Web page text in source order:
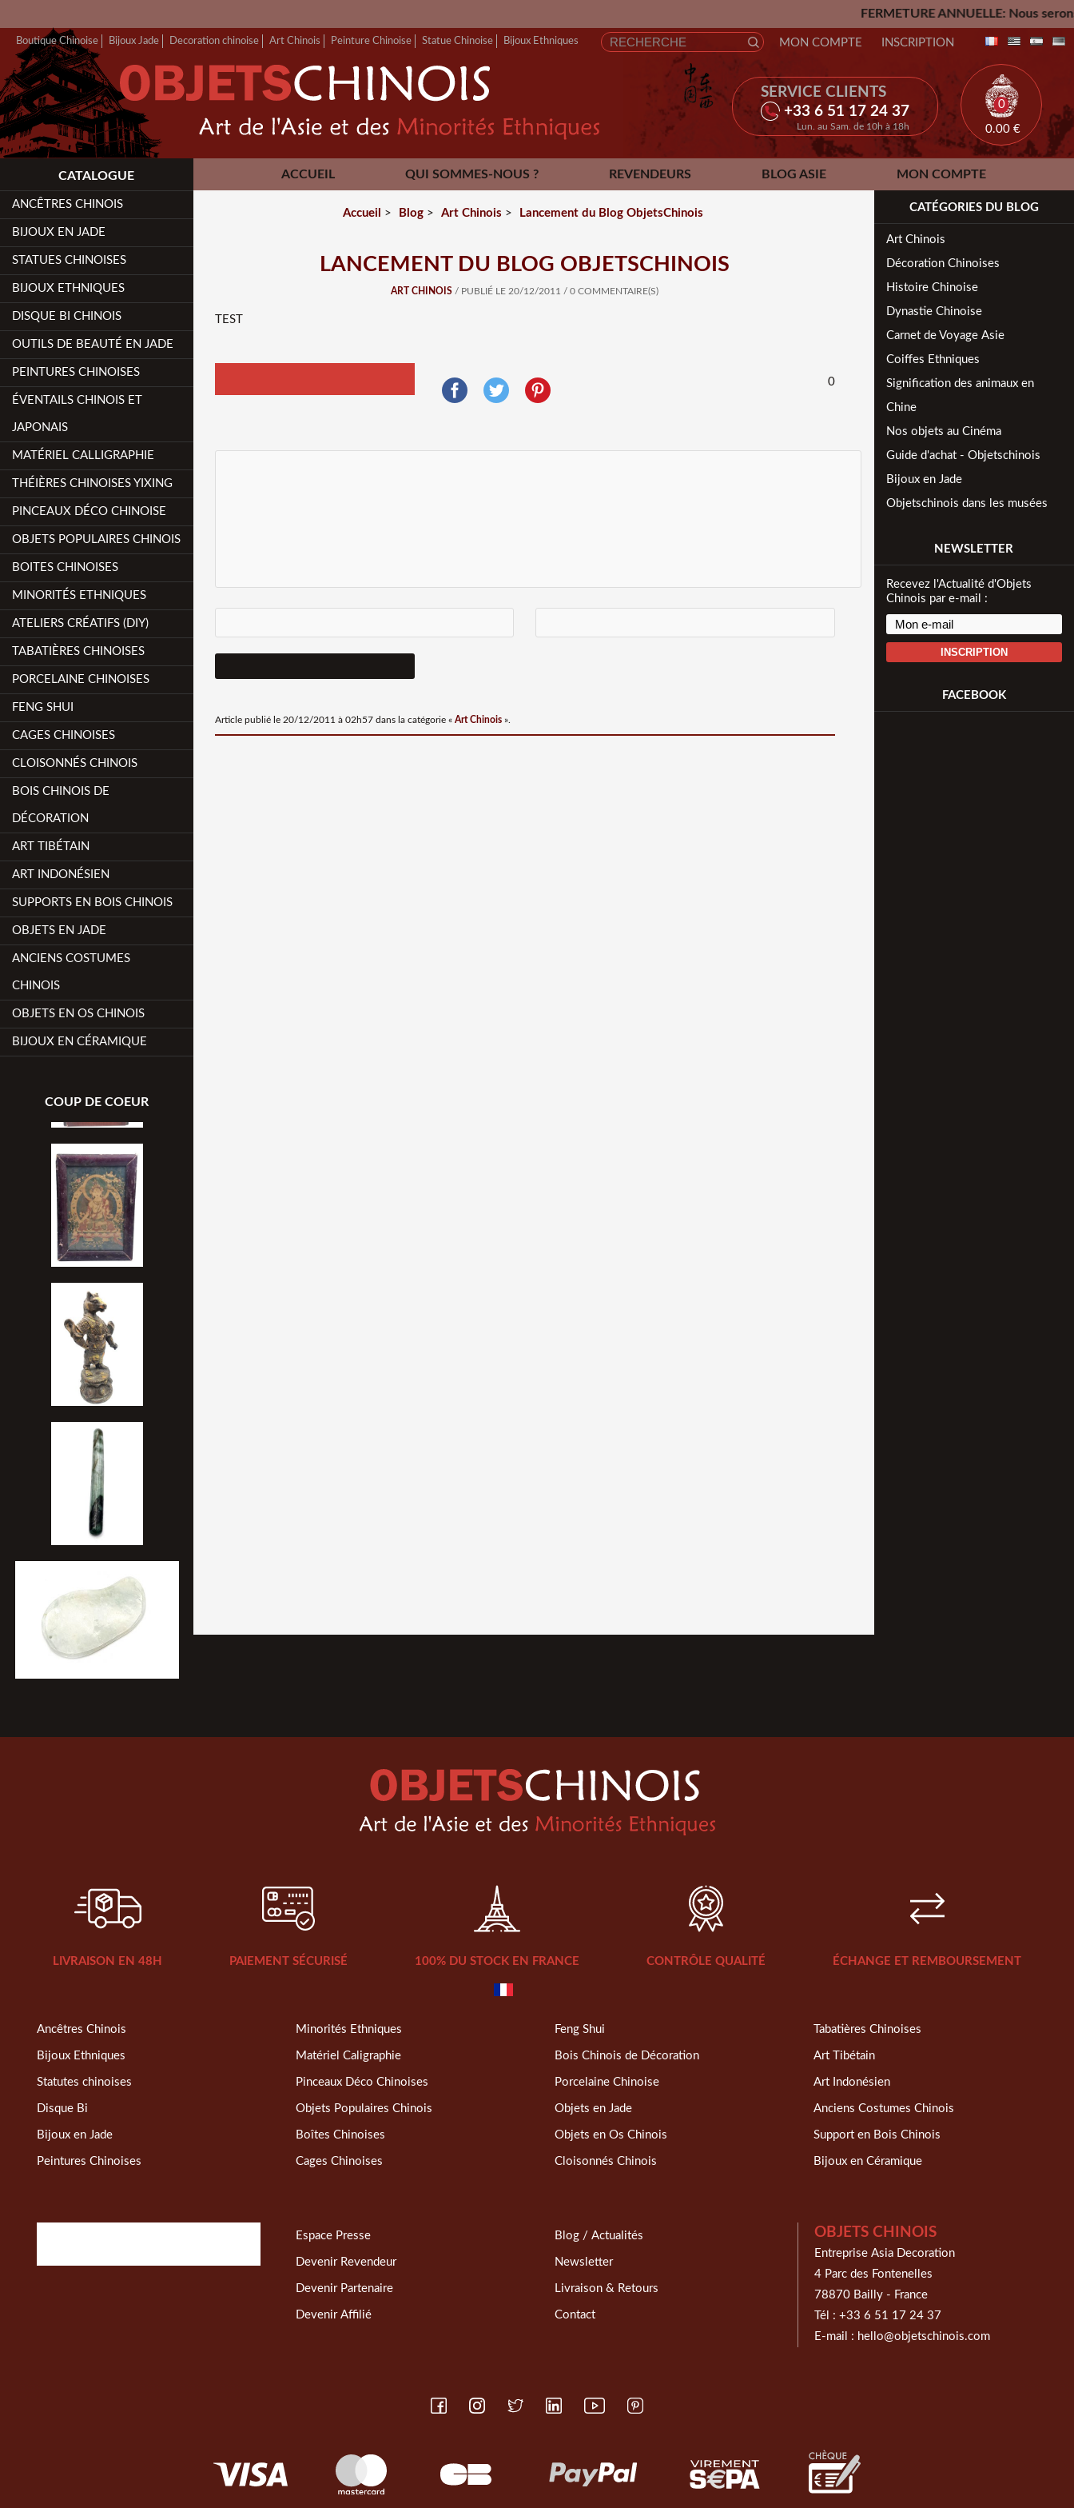
FERMETURE ANNUELLE: Nous serons fermés
Boutique Chinoise Bijoux Jade Decoration chinoise Art Chinois Peinture Chinoise Statue Chinoise Bijoux Ethniques
SERVICE CLIENTS
+33 6 51 17 24 37
Lun. au Sam. de 10h à 18h
MON COMPTE INSCRIPTION
0
0.00 €
ACCUEIL QUI SOMMES-NOUS ? REVENDEURS BLOG ASIE MON COMPTE
CONTACT
CATALOGUE
ANCÊTRES CHINOIS
BIJOUX EN JADE
STATUES CHINOISES
BIJOUX ETHNIQUES
DISQUE BI CHINOIS
OUTILS DE BEAUTÉ EN JADE
PEINTURES CHINOISES
ÉVENTAILS CHINOIS ET
JAPONAIS
MATÉRIEL CALLIGRAPHIE
THÉIÈRES CHINOISES YIXING
PINCEAUX DÉCO CHINOISE
OBJETS POPULAIRES CHINOIS
BOITES CHINOISES
MINORITÉS ETHNIQUES
ATELIERS CRÉATIFS (DIY)
TABATIÈRES CHINOISES
PORCELAINE CHINOISES
FENG SHUI
CAGES CHINOISES
CLOISONNÉS CHINOIS
BOIS CHINOIS DE
DÉCORATION
ART TIBÉTAIN
ART INDONÉSIEN
SUPPORTS EN BOIS CHINOIS
OBJETS EN JADE
ANCIENS COSTUMES
CHINOIS
OBJETS EN OS CHINOIS
BIJOUX EN CÉRAMIQUE
COUP DE COEUR
Accueil > Blog> Art Chinois > Lancement du Blog ObjetsChinois
LANCEMENT DU BLOG OBJETSCHINOIS
ART CHINOIS / PUBLIÉ LE 20/12/2011 /0 COMMENTAIRE(S)
TEST
0
Article publié le 20/12/2011 à 02h57 dans la catégorie « Art Chinois».
CATÉGORIES DU BLOG
Art Chinois
Décoration Chinoises
Histoire Chinoise
Dynastie Chinoise
Carnet de Voyage Asie
Coiffes Ethniques
Signification des animaux en
Chine
Nos objets au Cinéma
Guide d'achat - Objetschinois
Bijoux en Jade
Objetschinois dans les musées
NEWSLETTER
Recevez l'Actualité d'Objets
Chinois par e-mail :
INSCRIPTION
FACEBOOK
LIVRAISON EN 48H PAIEMENT SÉCURISÉ 100% DU STOCK EN FRANCE CONTRÔLE QUALITÉ ÉCHANGE ET REMBOURSEMENT
Ancêtres Chinois
Bijoux Ethniques
Statutes chinoises
Disque Bi
Bijoux en Jade
Peintures Chinoises
Minorités Ethniques
Matériel Caligraphie
Pinceaux Déco Chinoises
Objets Populaires Chinois
Boîtes Chinoises
Cages Chinoises
Feng Shui
Bois Chinois de Décoration
Porcelaine Chinoise
Objets en Jade
Objets en Os Chinois
Cloisonnés Chinois
Tabatières Chinoises
Art Tibétain
Art Indonésien
Anciens Costumes Chinois
Support en Bois Chinois
Bijoux en Céramique
Espace Presse
Devenir Revendeur
Devenir Partenaire
Devenir Affilié
Blog / Actualités
Newsletter
Livraison & Retours
Contact
OBJETS CHINOIS
Entreprise Asia Decoration
4 Parc des Fontenelles
78870 Bailly - France
Tél : +33 6 51 17 24 37
E-mail : hello@objetschinois.com